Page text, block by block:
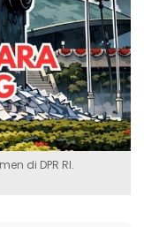
di DPR RI.